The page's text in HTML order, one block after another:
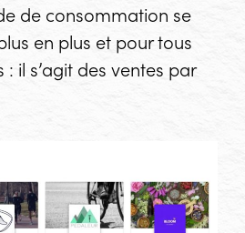
de consommation se
en plus et pour tous
il s’agit des ventes par